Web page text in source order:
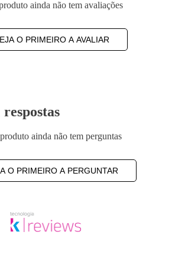
ainda não tem avaliações
O PRIMEIRO A AVALIAR
ainda não tem perguntas
O PRIMEIRO A PERGUNTAR